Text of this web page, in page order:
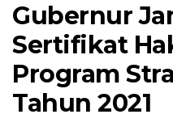
Gubernur
Sertifikat
Program
Tahun 2021